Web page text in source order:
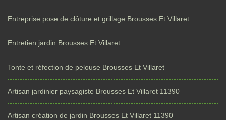
Entreprise pose de clôture et grillage Brousses Et Villaret
Entretien jardin Brousses Et Villaret
Tonte et réfection de pelouse Brousses Et Villaret
Artisan jardinier paysagiste Brousses Et Villaret 11390
Artisan création de jardin Brousses Et Villaret 11390